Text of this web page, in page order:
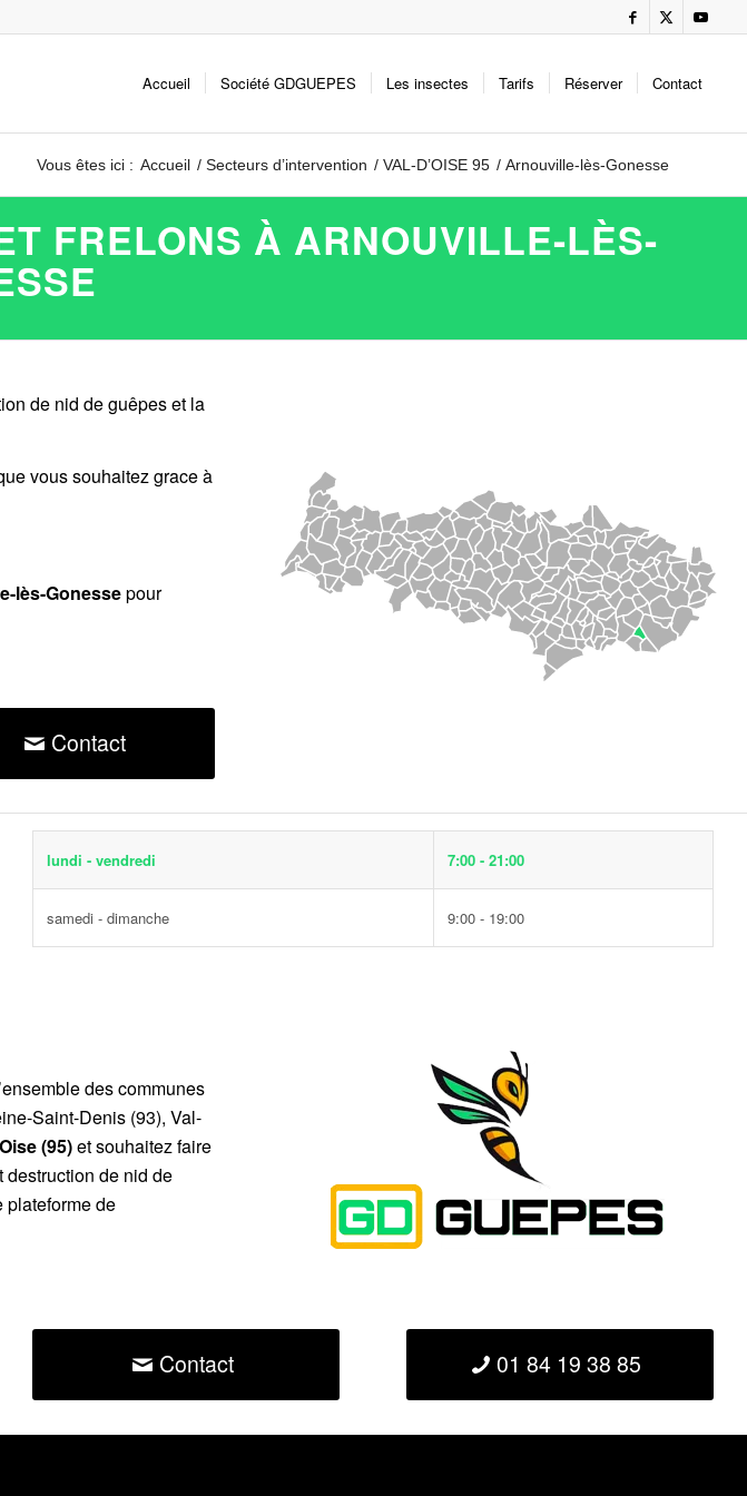
Accueil Société GDGUEPES Les insectes Tarifs Réserver Contact
Vous êtes ici : Accueil / Secteurs d’intervention / VAL-D’OISE 95 / Arnouville-lès-Gonesse
FRELONS À ARNOUVILLE-LÈS-
de nid de guêpes et la
vous souhaitez grace à
lès-Gonessepour
Contact
lundi - vendredi 7:00 - 21:00
samedi - dimanche 9:00 - 19:00
des communes
Saint-Denis (93), Val-
(95)et souhaitez faire
de nid de
plateforme de
Contact 01 84 19 38 85